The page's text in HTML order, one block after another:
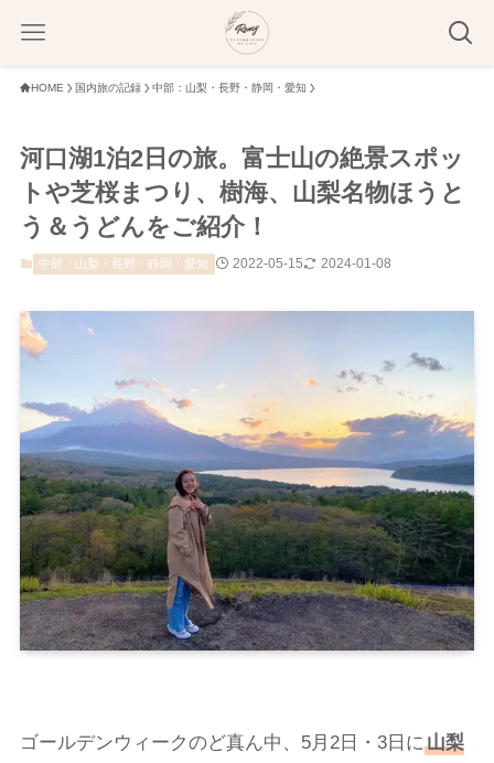
HOME 国内旅の記録 中部：山梨・長野・静岡・愛知
河口湖1泊2日の旅。富士山の絶景スポッ
トや芝桜まつり、樹海、山梨名物ほうと
う＆うどんをご紹介！
中部：山梨・長野・静岡・愛知 2022-05-15 2024-01-08
ゴールデンウィークのど真ん中、5月2日・3日に 山梨